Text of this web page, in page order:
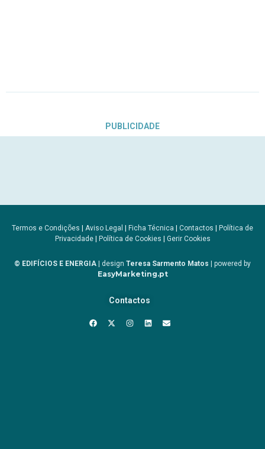
PUBLICIDADE
Termos e Condições | Aviso Legal | Ficha Técnica | Contactos | Política de
Privacidade| Política de Cookies | Gerir Cookies
© EDIFÍCIOS E ENERGIA | design Teresa Sarmento Matos | powered by
EasyMarketing.pt
Contactos